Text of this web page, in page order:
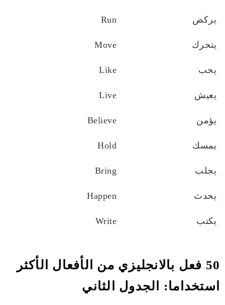
يركض Run
يتحرك Move
يحب Like
يعيش Live
يؤمن Believe
يمسك Hold
يجلب Bring
يحدث Happen
يكتب Write
50 فعل بالانجليزي من الأفعال الأكثر
استخداما: الجدول الثاني